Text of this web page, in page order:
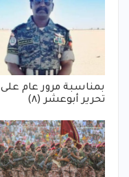
بمناسبة مرور عام على
تحرير أبوعشر (٨)